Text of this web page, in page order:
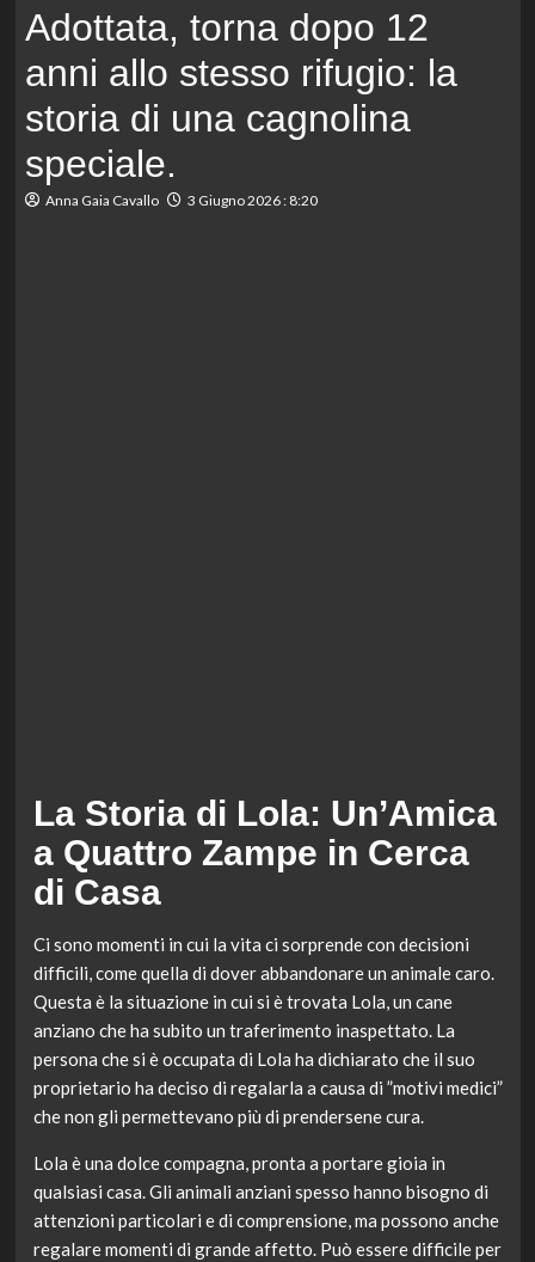
Adottata, torna dopo 12
anni allo stesso rifugio: la
storia di una cagnolina
speciale.
Anna Gaia Cavallo 3 Giugno 2026 : 8:20
La Storia di Lola: Un’Amica
a Quattro Zampe in Cerca
di Casa
Ci sono momenti in cui la vita ci sorprende con decisioni
difficili, come quella di dover abbandonare un animale caro.
Questa è la situazione in cui si è trovata Lola, un cane
anziano che ha subito un traferimento inaspettato. La
persona che si è occupata di Lola ha dichiarato che il suo
proprietario ha deciso di regalarla a causa di ”motivi medici”
che non gli permettevano più di prendersene cura.
Lola è una dolce compagna, pronta a portare gioia in
qualsiasi casa. Gli animali anziani spesso hanno bisogno di
attenzioni particolari e di comprensione, ma possono anche
regalare momenti di grande affetto. Può essere difficile per